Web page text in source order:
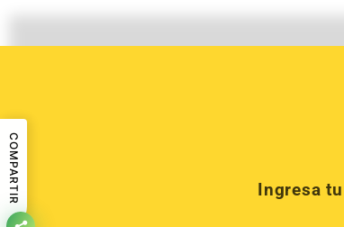
Ingresa
COMPARTIR